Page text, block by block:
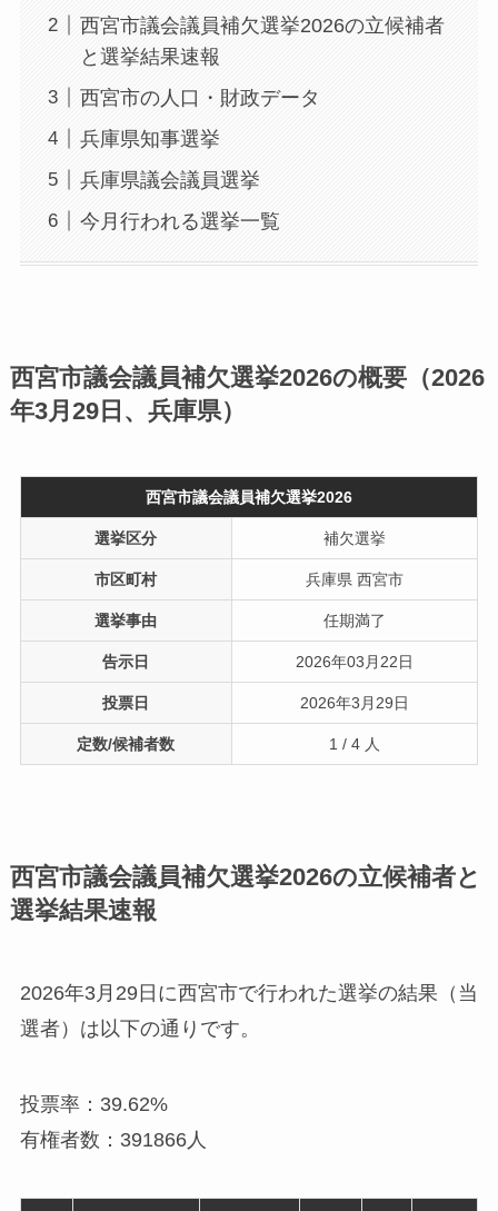
西宮市議会議員補欠選挙2026の立候補者
と選挙結果速報
西宮市の人口・財政データ
兵庫県知事選挙
兵庫県議会議員選挙
今月行われる選挙一覧
西宮市議会議員補欠選挙2026の概要（2026
年3月29日、兵庫県）
西宮市議会議員補欠選挙2026
選挙区分 補欠選挙
市区町村 兵庫県 西宮市
選挙事由 任期満了
告示日 2026年03月22日
投票日 2026年3月29日
定数/候補者数 1 / 4 人
西宮市議会議員補欠選挙2026の立候補者と
選挙結果速報
2026年3月29日に西宮市で行われた選挙の結果（当
選者）は以下の通りです。
投票率：39.62%
有権者数：391866人